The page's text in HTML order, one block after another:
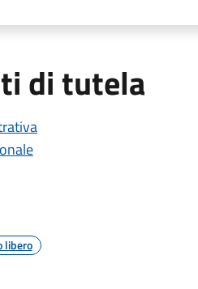
di tutela
libero